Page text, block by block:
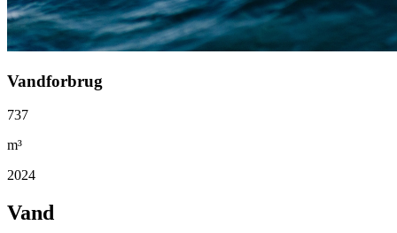
Vandforbrug
737
m³
2024
Vand